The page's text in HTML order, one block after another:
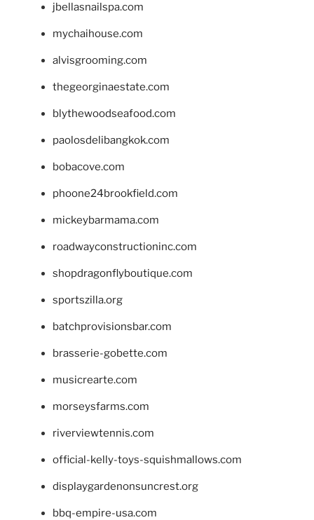
jbellasnailspa.com
mychaihouse.com
alvisgrooming.com
thegeorginaestate.com
blythewoodseafood.com
paolosdelibangkok.com
bobacove.com
phoone24brookfield.com
mickeybarmama.com
roadwayconstructioninc.com
shopdragonflyboutique.com
sportszilla.org
batchprovisionsbar.com
brasserie-gobette.com
musicrearte.com
morseysfarms.com
riverviewtennis.com
official-kelly-toys-squishmallows.com
displaygardenonsuncrest.org
bbq-empire-usa.com